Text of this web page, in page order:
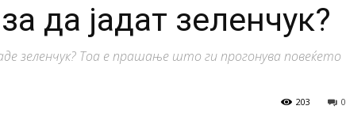
да јадат зеленчук?
зеленчук? Тоа е прашање што ги прогонува повеќето
0
203